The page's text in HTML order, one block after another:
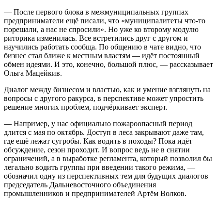
— После первого блока в межмуниципальных группах
предприниматели ещё писали, что «муниципалитеты что-то
порешали, а нас не спросили». Но уже ко второму модулю
риторика изменилась. Все встретились друг с другом и
научились работать сообща. По общению в чате видно, что
бизнес стал ближе к местным властям — идёт постоянный
обмен идеями. И это, конечно, большой плюс, — рассказывает
Ольга Мацейкив.
Диалог между бизнесом и властью, как и умение взглянуть на
вопросы с другого ракурса, в перспективе может упростить
решение многих проблем, подчёркивает эксперт.
— Например, у нас официально пожароопасный период
длится с мая по октябрь. Доступ в леса закрывают даже там,
где ещё лежат сугробы. Как водить в походы? Пока идёт
обсуждение, сезон проходит. И вопрос ведь не в снятии
ограничений, а в выработке регламента, который позволил бы
легально водить группы при введении такого режима, —
обозначил одну из перспективных тем для будущих диалогов
председатель Дальневосточного объединения
промышленников и предпринимателей Артём Волков.